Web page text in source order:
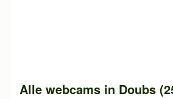
Alle webcams in Doubs